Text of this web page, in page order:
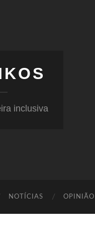
inclusiva
NOTÍCIAS OPINIÃO